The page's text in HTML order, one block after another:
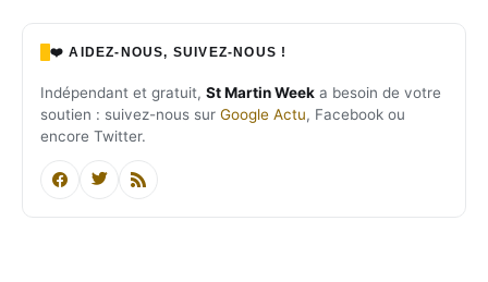
❤️ AIDEZ-NOUS, SUIVEZ-NOUS !
Indépendant et gratuit, St Martin Week a besoin de votre
soutien : suivez-nous sur Google Actu, Facebook ou
encore Twitter.